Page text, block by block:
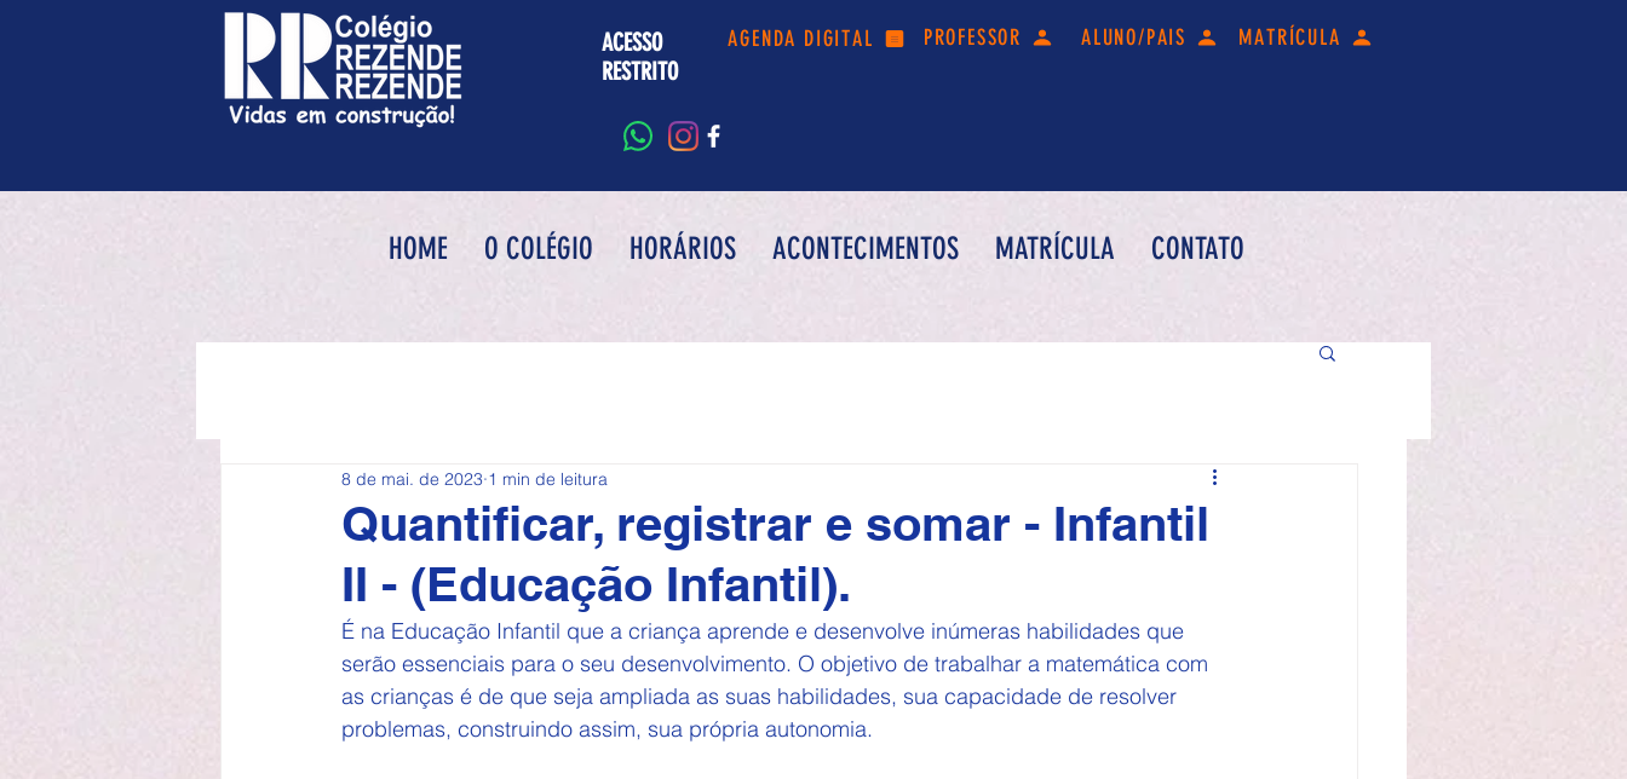
ACESSO
RESTRITO
AGENDA DIGITAL PROFESSOR ALUNO/PAIS MATRÍCULA
HOME O COLÉGIO HORÁRIOS ACONTECIMENTOS MATRÍCULA CONTATO
Quantificar, registrar e somar - Infantil
II - (Educação Infantil).
8 de mai. de 2023 1 min de leitura
É na Educação Infantil que a criança aprende e desenvolve inúmeras habilidades que
serão essenciais para o seu desenvolvimento. O objetivo de trabalhar a matemática com
as crianças é de que seja ampliada as suas habilidades, sua capacidade de resolver
problemas, construindo assim, sua própria autonomia.